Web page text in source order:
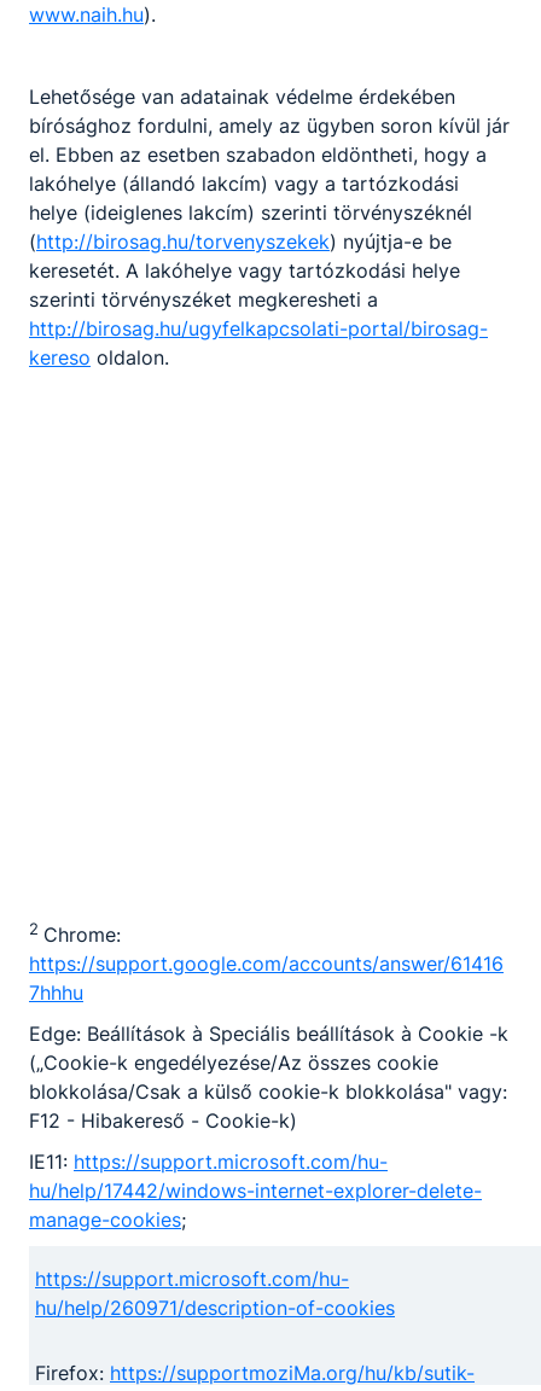
www.naih.hu).
Lehetősége van adatainak védelme érdekében
bírósághoz fordulni, amely az ügyben soron kívül jár
el. Ebben az esetben szabadon eldöntheti, hogy a
lakóhelye (állandó lakcím) vagy a tartózkodási
helye (ideiglenes lakcím) szerinti törvényszéknél
(http://birosag.hu/torvenyszekek) nyújtja-e be
keresetét. A lakóhelye vagy tartózkodási helye
szerinti törvényszéket megkeresheti a
http://birosag.hu/ugyfelkapcsolati-portal/birosag-
kereso oldalon.
2 Chrome:
https://support.google.com/accounts/answer/61416
7hhhu
Edge: Beállítások à Speciális beállítások à Cookie -k
(„Cookie-k engedélyezése/Az összes cookie
blokkolása/Csak a külső cookie-k blokkolása" vagy:
F12 - Hibakereső - Cookie-k)
IE11: https://support.microsoft.com/hu-
hu/help/17442/windows-internet-explorer-delete-
manage-cookies;
https://support.microsoft.com/hu-
hu/help/260971/description-of-cookies
Firefox: https://supportmoziMa.org/hu/kb/sutik-